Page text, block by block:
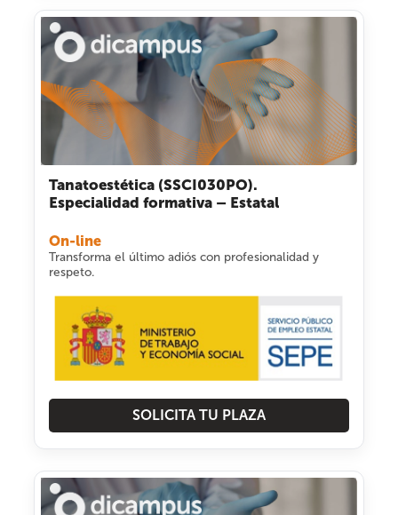
Tanatoestética (SSCI030PO).
Especialidad formativa – Estatal
On-line
Transforma el último adiós con profesionalidad y
respeto.
SOLICITA TU PLAZA